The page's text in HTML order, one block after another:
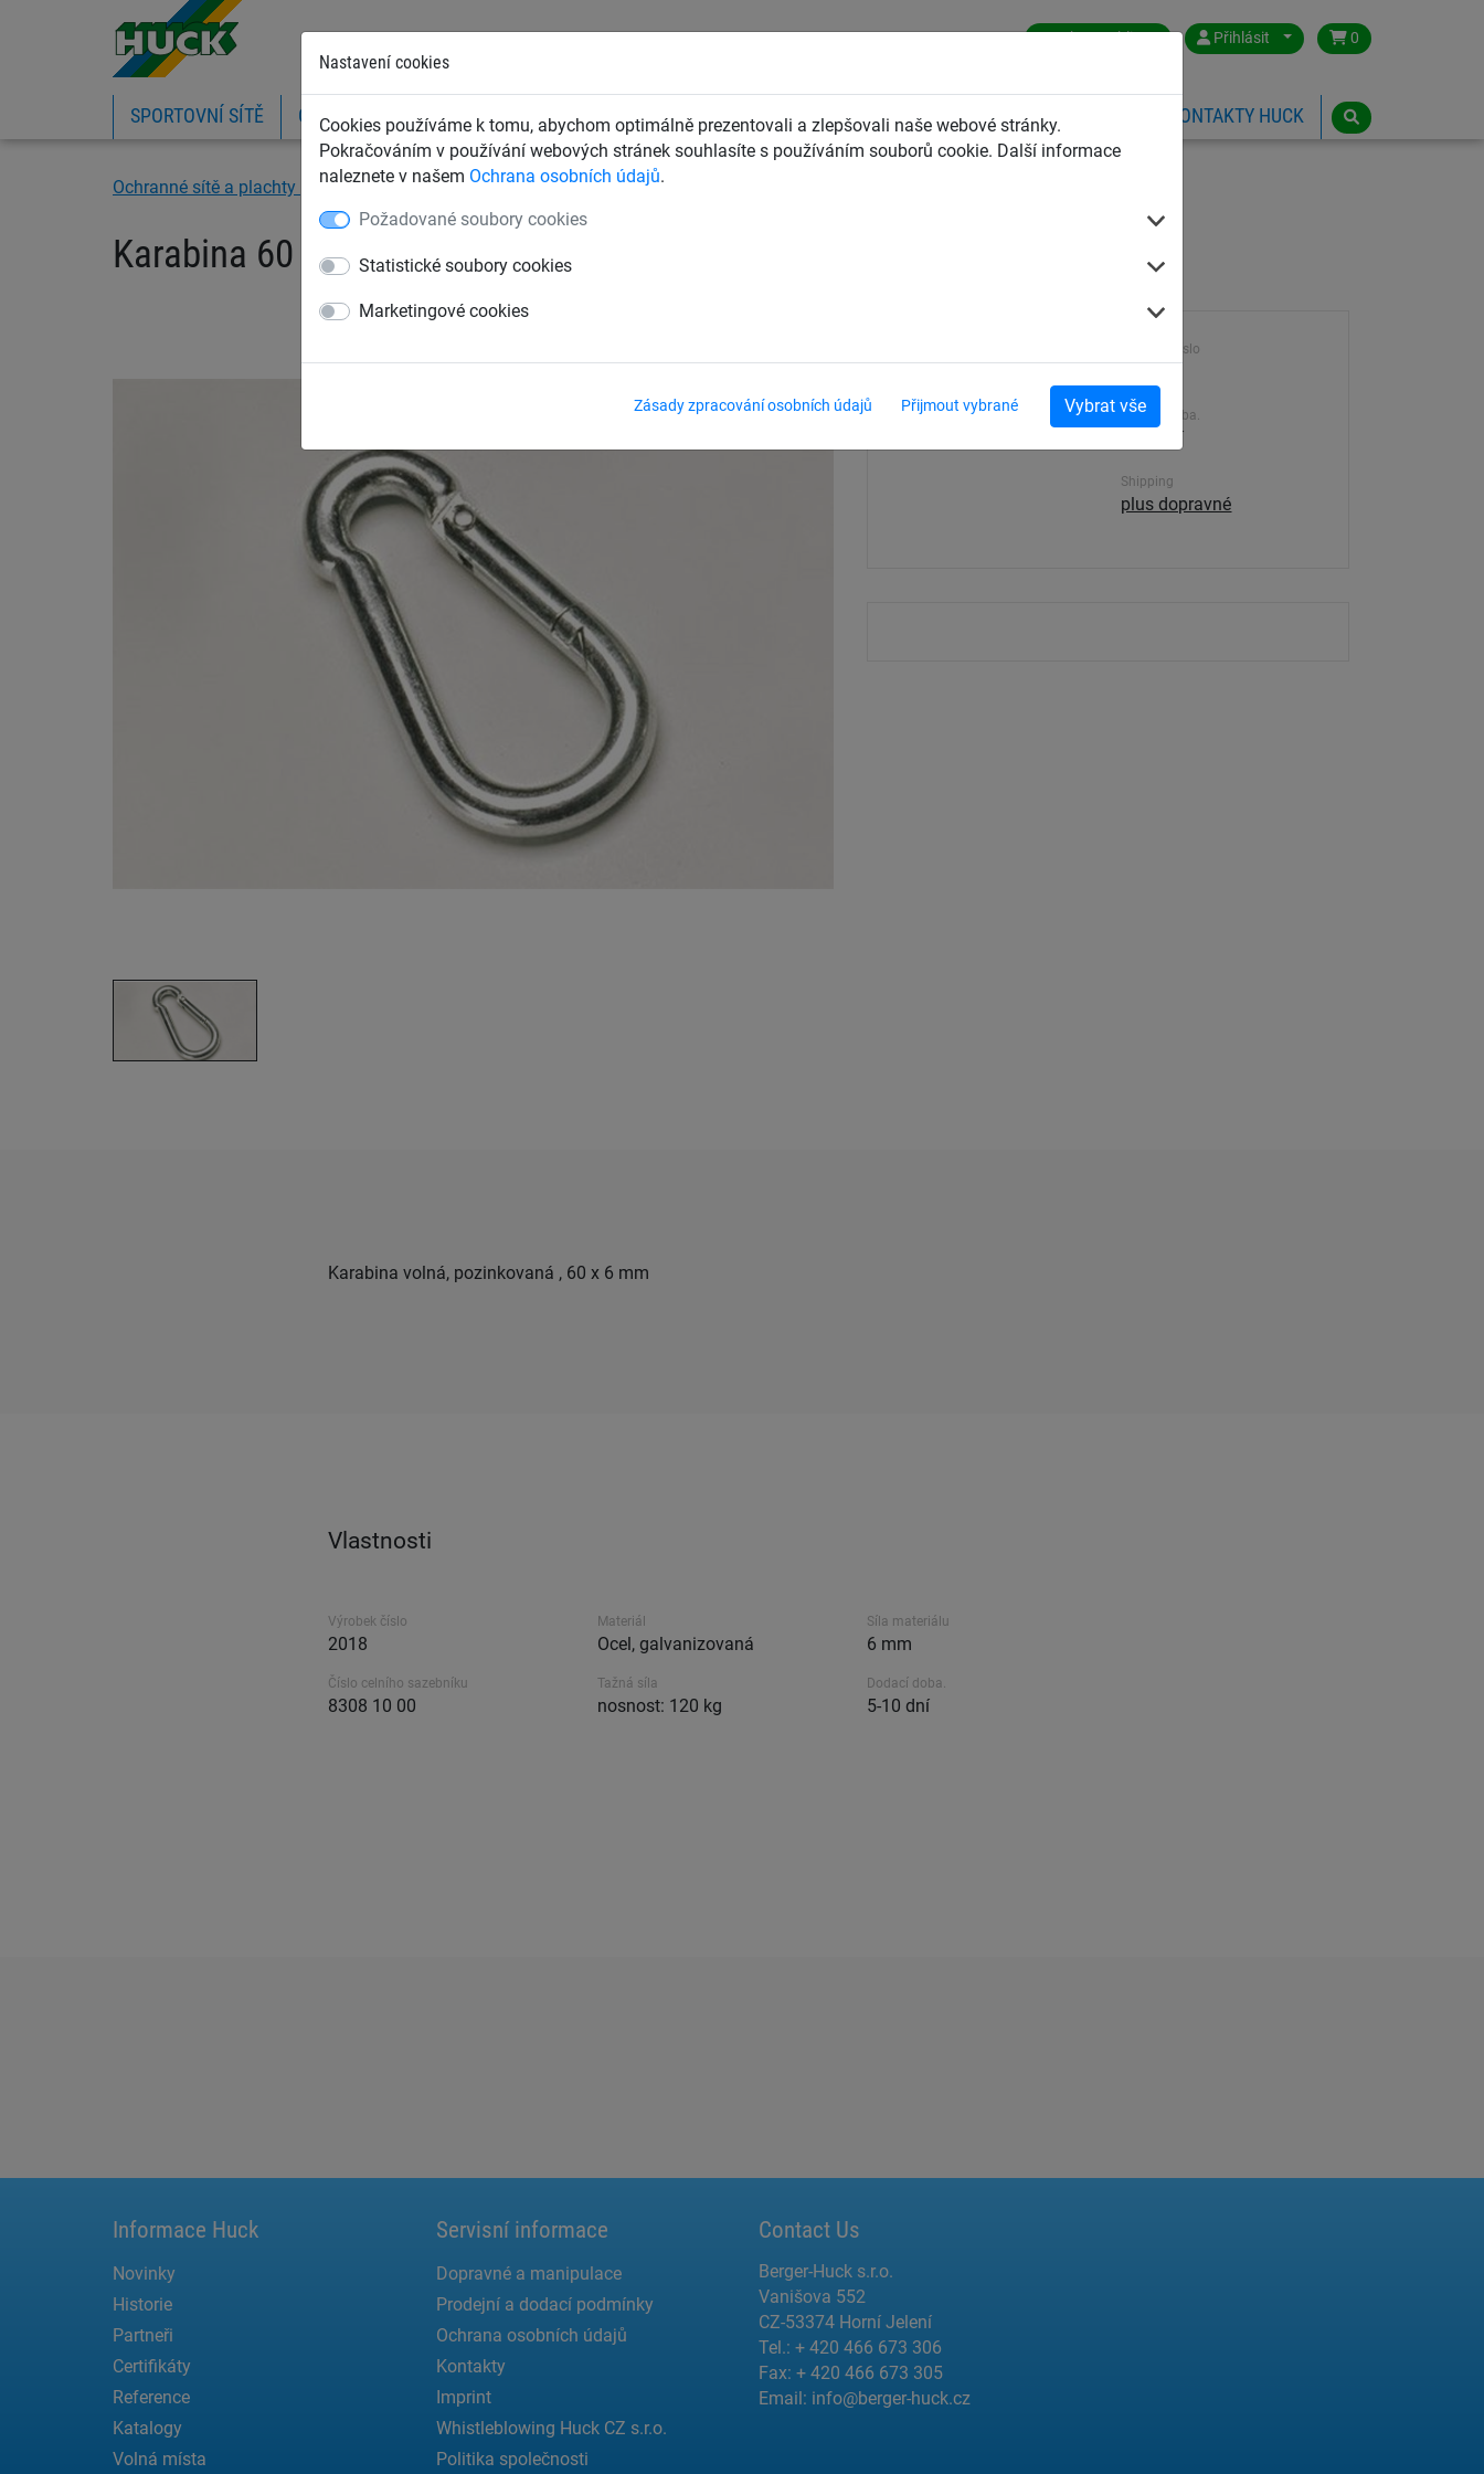
Nastavení cookies
Cookies používáme k tomu, abychom optimálně prezentovali a zlepšovali naše webové stránky.
Pokračováním v používání webových stránek souhlasíte s používáním souborů cookie. Další informace
naleznete v našem Ochrana osobních údajů.
Požadované soubory cookies
Statistické soubory cookies
Marketingové cookies
Zásady zpracování osobních údajů Přijmout vybrané Vybrat vše
Czech Republic Přihlásit 0
SPORTOVNÍ SÍTĚ OCHRANNÉ SÍTĚ A PLACHTY ZÁCHYTNÉ BEZPEČNOSTNÍ SÍTĚ DĚTSKÁ LANOVÁ HŘIŠTĚ KONTAKTY HUCK
Ochranné sítě a plachty Ochranné sítě pro sklady Příslušenství pro zavěšení sítí
Karabina 60 x 6 mm
Síla materiálu
Výrobek číslo
Dodací doba.
5-10 dní
Shipping
plus dopravné
Karabina volná, pozinkovaná , 60 x 6 mm
Vlastnosti
Výrobek číslo
2018
Materiál
Ocel, galvanizovaná
Síla materiálu
6 mm
Číslo celního sazebníku
8308 10 00
Tažná síla
nosnost: 120 kg
Dodací doba.
5-10 dní
Informace Huck
Novinky
Historie
Partneři
Certifikáty
Reference
Katalogy
Volná místa
Servisní informace
Dopravné a manipulace
Prodejní a dodací podmínky
Ochrana osobních údajů
Kontakty
Imprint
Whistleblowing Huck CZ s.r.o.
Politika společnosti
Contact Us
Berger-Huck s.r.o.
Vanišova 552
CZ-53374 Horní Jelení
Tel.: + 420 466 673 306
Fax: + 420 466 673 305
Email: info@berger-huck.cz